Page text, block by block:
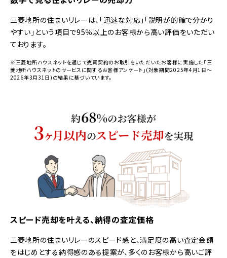
三菱地所の住まいリレーは、「迅速な対応」「説明が的確で分かり
やすい」という項目で95％以上のお客様から高い評価をいただい
ております。
※三菱地所ハウスネットを通じて売買契約のお取引をいただいたお客様に実施した「三
菱地所ハウスネットのサービスに関するお客様アンケート」(対象期間2025年4月1日～
2026年3月31日)の結果に基づいています。
スピード売却を叶える、納得の査定価格
三菱地所の住まいリレーのスピード感と、満足度の高い査定金額
をはじめとする納得感のある提案が、多くのお客様から高いご評